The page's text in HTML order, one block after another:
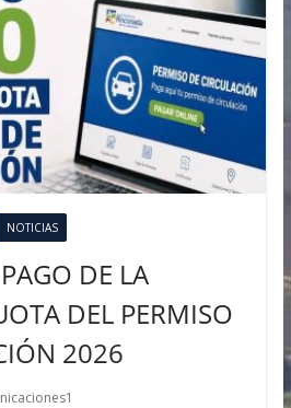
NOTICIAS
DE LA
DEL PERMISO
2026